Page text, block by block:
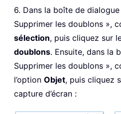
6. Dans la boîte de dialogue
Supprimer les doublons »,
sélection, puis cliquez sur
doublons. Ensuite, dans la
Supprimer les doublons »,
l’option Objet, puis cliquez
capture d’écran :